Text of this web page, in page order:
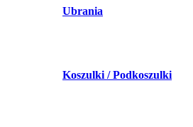
Ubrania
Koszulki / Podkoszulki